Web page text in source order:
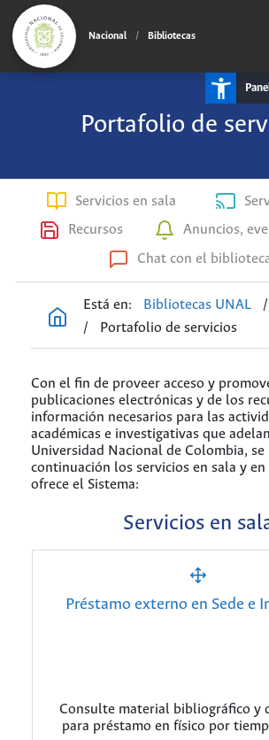
Nacional / Bibliotecas
Portafolio de
Servicios en sala
Recursos
Anuncios,
Chat con el
Está en: Bibliotecas UNAL /
/
Portafolio de servicios
Con el fin de proveer acceso y
publicaciones electrónicas y de los
información necesarios para las
académicas e investigativas que
Universidad Nacional de Colombia, se
continuación los servicios en sala y
ofrece el Sistema:
Servicios en
Préstamo externo en Sede e
Consulte material bibliográfico y
para préstamo en físico por